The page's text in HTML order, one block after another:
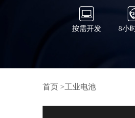
按需开发 8小
首页 >工业电池